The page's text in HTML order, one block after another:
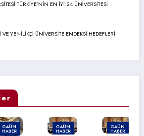
TÜRKİYE’NİN EN İYİ 24 ÜNİVERSİTESİ
YENİLİKÇİ ÜNİVERSİTE ENDEKSİ HEDEFLERİ
GAÜN
HABER
GAÜN
HABER
GAÜN
HABER